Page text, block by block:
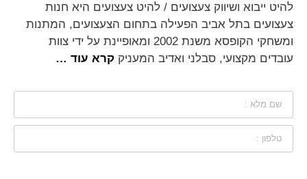
להיט ייבוא ושיווק צעצועים / להיט צעצועים היא חנות
צעצועים בתל אביב הפעילה בתחום הצעצועים, המתנות
ומשחקי הקופסא משנת 2002 ומאופיינת על ידי צוות
עובדים מקצועי, סבלני ואדיב המעניק קרא עוד …